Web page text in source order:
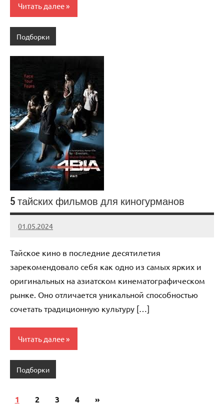
Читать далее
Подборки
5 тайских фильмов для киногурманов
01.05.2024
admin
Нет
Тайское кино в последние десятилетия
зарекомендовало себя как одно из самых ярких и
оригинальных на азиатском кинематографическом
рынке. Оно отличается уникальной способностью
сочетать традиционную культуру […]
Читать далее
Подборки
Пагинация
1 2 3 4
Следующие
»